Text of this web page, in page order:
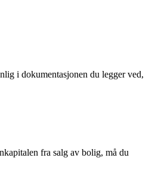
i dokumentasjonen du legger ved,
fra salg av bolig, må du